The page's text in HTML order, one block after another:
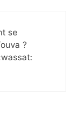
se
?